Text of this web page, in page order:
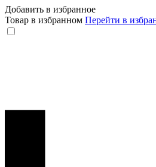
Добавить в избранное
Товар в избранном Перейти в